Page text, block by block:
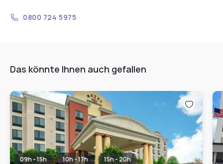
0800 724 5975
Das könnte Ihnen auch gefallen
09h - 15h 10h - 17h 15h - 20h